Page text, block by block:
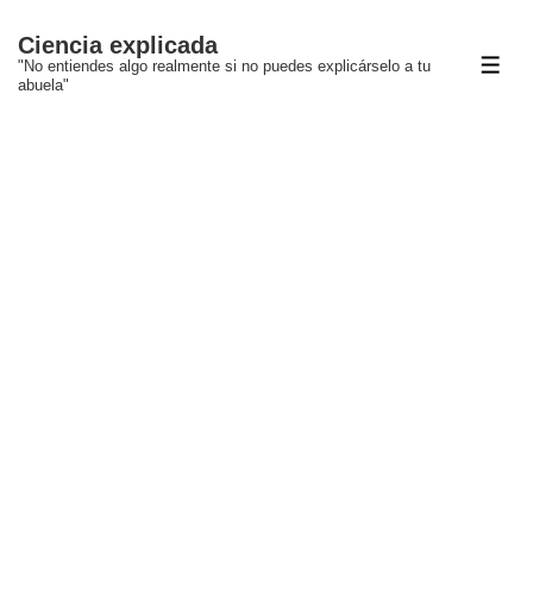
Saltar
Ciencia explicada
"No entiendes algo realmente si no puedes explicárselo a tu
abuela"